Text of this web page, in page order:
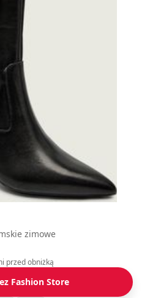
zimowe
przed obniżką
Fashion Store